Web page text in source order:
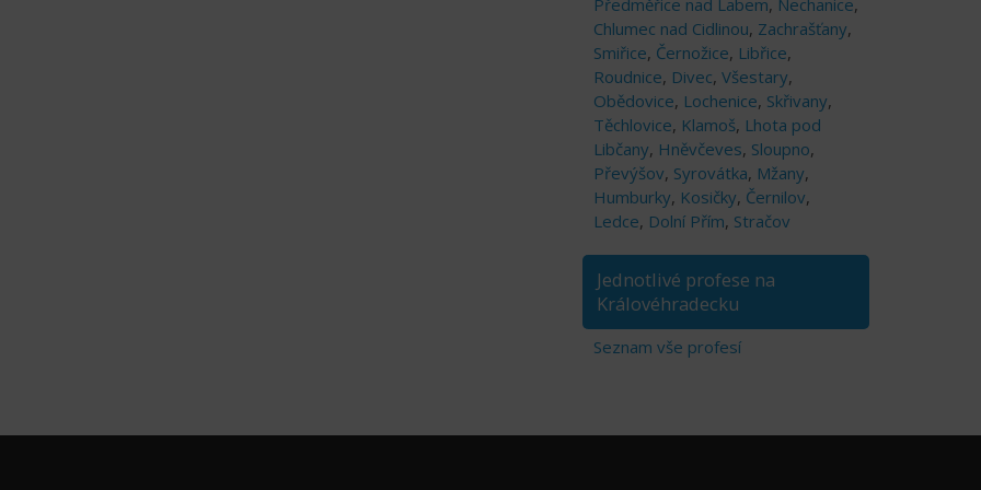
Předměřice nad Labem, Nechanice,
Chlumec nad Cidlinou, Zachrašťany,
Smiřice, Černožice, Libřice,
Roudnice, Divec, Všestary,
Obědovice, Lochenice, Skřivany,
Těchlovice, Klamoš, Lhota pod
Libčany, Hněvčeves, Sloupno,
Převýšov, Syrovátka, Mžany,
Humburky, Kosičky, Černilov,
Ledce, Dolní Přím, Stračov
Jednotlivé profese na
Královéhradecku
Seznam vše profesí